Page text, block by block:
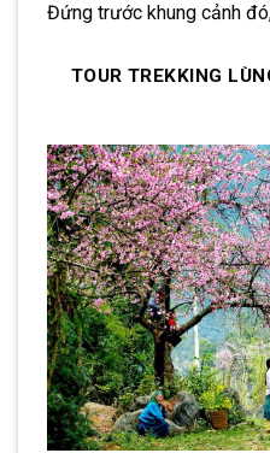
Đứng trước khung cảnh
TOUR TREKKING